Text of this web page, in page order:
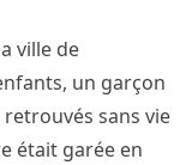
ville de
un garçon
sans vie
était garée en